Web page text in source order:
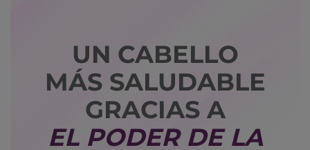
UN CABELLO
MÁS SALUDABLE
GRACIAS A
EL PODER DE LA